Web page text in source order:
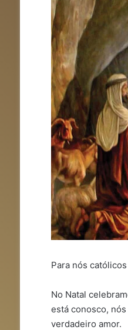
Para nós
No Natal
está conosco,
verdadeiro amor.